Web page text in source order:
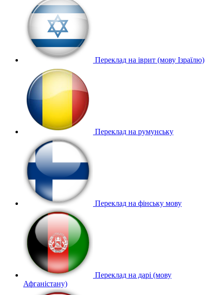
Переклад на іврит (мову Ізраїлю)
Переклад на румунську
Переклад на фінську мову
Переклад на дарі (мову
Афганістану)